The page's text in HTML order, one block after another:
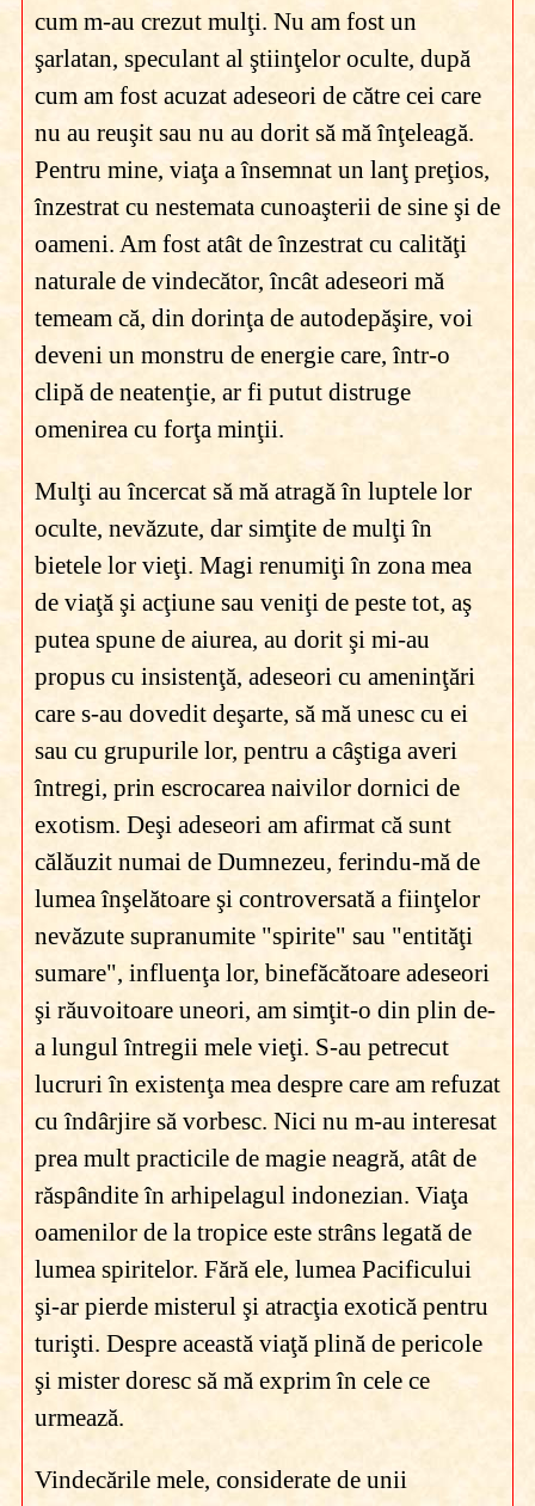
cum m-au crezut mulţi. Nu am fost un
şarlatan, speculant al ştiinţelor oculte, după
cum am fost acuzat adeseori de către cei care
nu au reuşit sau nu au dorit să mă înţeleagă.
Pentru mine, viaţa a însemnat un lanţ preţios,
înzestrat cu nestemata cunoaşterii de sine şi de
oameni. Am fost atât de înzestrat cu calităţi
naturale de vindecător, încât adeseori mă
temeam că, din dorinţa de autodepăşire, voi
deveni un monstru de energie care, într-o
clipă de neatenţie, ar fi putut distruge
omenirea cu forţa minţii.
Mulţi au încercat să mă atragă în luptele lor
oculte, nevăzute, dar simţite de mulţi în
bietele lor vieţi. Magi renumiţi în zona mea
de viaţă şi acţiune sau veniţi de peste tot, aş
putea spune de aiurea, au dorit şi mi-au
propus cu insistenţă, adeseori cu ameninţări
care s-au dovedit deşarte, să mă unesc cu ei
sau cu grupurile lor, pentru a câştiga averi
întregi, prin escrocarea naivilor dornici de
exotism. Deşi adeseori am afirmat că sunt
călăuzit numai de Dumnezeu, ferindu-mă de
lumea înşelătoare şi controversată a fiinţelor
nevăzute supranumite "spirite" sau "entităţi
sumare", influenţa lor, binefăcătoare adeseori
şi răuvoitoare uneori, am simţit-o din plin de-
a lungul întregii mele vieţi. S-au petrecut
lucruri în existenţa mea despre care am refuzat
cu îndârjire să vorbesc. Nici nu m-au interesat
prea mult practicile de magie neagră, atât de
răspândite în arhipelagul indonezian. Viaţa
oamenilor de la tropice este strâns legată de
lumea spiritelor. Fără ele, lumea Pacificului
şi-ar pierde misterul şi atracţia exotică pentru
turişti. Despre această viaţă plină de pericole
şi mister doresc să mă exprim în cele ce
urmează.
Vindecările mele, considerate de unii